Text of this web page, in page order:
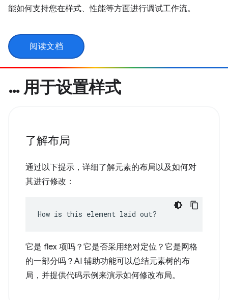
能如何支持您在样式、性能等方面进行调试工作流。
阅读文档
… 用于设置样式
了解布局
通过以下提示，详细了解元素的布局以及如何对
其进行修改：
How is this element laid out?
它是 flex 项吗？它是否采用绝对定位？它是网格
的一部分吗？AI 辅助功能可以总结元素树的布
局，并提供代码示例来演示如何修改布局。